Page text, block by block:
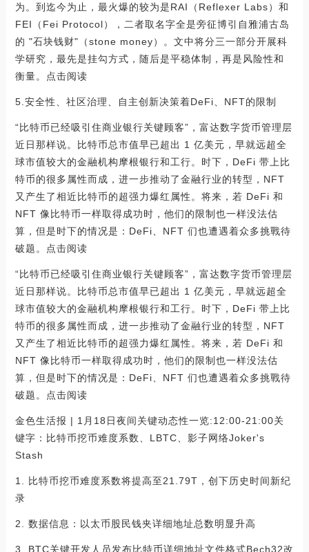
为。到迄今为止，最火爆的较为是RAI（Reflexer Labs）和
FEI（Fei Protocol），二者取名字全是旁征博引自雅浦古岛
的 "石块钱财"（stone money）。文中将分三一部分开展科
学研究，最先是挂勾方式，随后是平稳体制，再是风险性和
衡量。点击阅读
5.安全性、社区治理、自主创新决策着DeFi、NFT的限制
“比特币已经吸引住商业银行关键顾客”，富达数字货币管理层
近日那样说。比特币总市值早已超出 1 亿美元，早就远超全
球市值较大的金融机构摩根银行和工行。时下，DeFi 带上比
特币的很多属性而成，进一步推动了金融行业的转型，NFT
又产生了相近比特币的超强力爆红属性。将来，若 DeFi 和
NFT 像比特币一样取得成功时，他们的限制也一样没法估
算，但是时下的情况是：DeFi、NFT 们也遭遇着众多挑戰待
破题。点击阅读
“比特币已经吸引住商业银行关键顾客”，富达数字货币管理层
近日那样说。比特币总市值早已超出 1 亿美元，早就远超全
球市值较大的金融机构摩根银行和工行。时下，DeFi 带上比
特币的很多属性而成，进一步推动了金融行业的转型，NFT
又产生了相近比特币的超强力爆红属性。将来，若 DeFi 和
NFT 像比特币一样取得成功时，他们的限制也一样没法估
算，但是时下的情况是：DeFi、NFT 们也遭遇着众多挑戰待
破题。点击阅读
金色生活报 | 1月18日夜间关键动态性一览:12:00-21:00关
键字：比特币挖币难度系数、LBTC、影子网络Joker's
Stash
1. 比特币挖币难度系数将提高至21.79T，创下历史时间新纪
录
2. 数据信息：以太币股民钱夹详细地址总数明显升高
3. BTC关键开发人员发布比特币详细地址文件格式Bech32改